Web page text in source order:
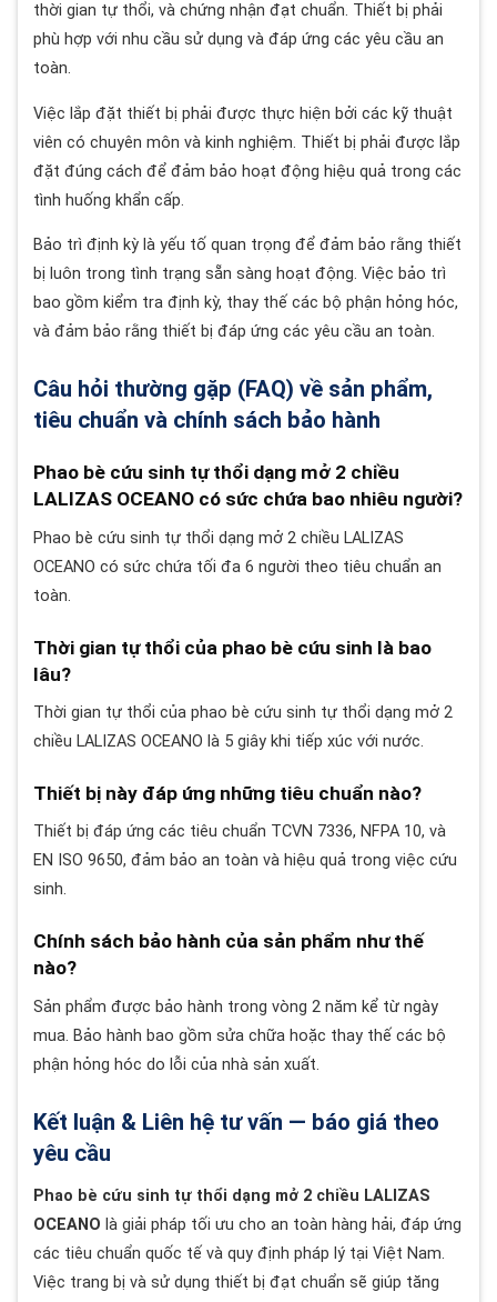
thời gian tự thổi, và chứng nhận đạt chuẩn. Thiết bị phải
phù hợp với nhu cầu sử dụng và đáp ứng các yêu cầu an
toàn.
Việc lắp đặt thiết bị phải được thực hiện bởi các kỹ thuật
viên có chuyên môn và kinh nghiệm. Thiết bị phải được lắp
đặt đúng cách để đảm bảo hoạt động hiệu quả trong các
tình huống khẩn cấp.
Bảo trì định kỳ là yếu tố quan trọng để đảm bảo rằng thiết
bị luôn trong tình trạng sẵn sàng hoạt động. Việc bảo trì
bao gồm kiểm tra định kỳ, thay thế các bộ phận hỏng hóc,
và đảm bảo rằng thiết bị đáp ứng các yêu cầu an toàn.
Câu hỏi thường gặp (FAQ) về sản phẩm,
tiêu chuẩn và chính sách bảo hành
Phao bè cứu sinh tự thổi dạng mở 2 chiều
LALIZAS OCEANO có sức chứa bao nhiêu người?
Phao bè cứu sinh tự thổi dạng mở 2 chiều LALIZAS
OCEANO có sức chứa tối đa 6 người theo tiêu chuẩn an
toàn.
Thời gian tự thổi của phao bè cứu sinh là bao
lâu?
Thời gian tự thổi của phao bè cứu sinh tự thổi dạng mở 2
chiều LALIZAS OCEANO là 5 giây khi tiếp xúc với nước.
Thiết bị này đáp ứng những tiêu chuẩn nào?
Thiết bị đáp ứng các tiêu chuẩn TCVN 7336, NFPA 10, và
EN ISO 9650, đảm bảo an toàn và hiệu quả trong việc cứu
sinh.
Chính sách bảo hành của sản phẩm như thế
nào?
Sản phẩm được bảo hành trong vòng 2 năm kể từ ngày
mua. Bảo hành bao gồm sửa chữa hoặc thay thế các bộ
phận hỏng hóc do lỗi của nhà sản xuất.
Kết luận & Liên hệ tư vấn — báo giá theo
yêu cầu
Phao bè cứu sinh tự thổi dạng mở 2 chiều LALIZAS
OCEANO là giải pháp tối ưu cho an toàn hàng hải, đáp ứng
các tiêu chuẩn quốc tế và quy định pháp lý tại Việt Nam.
Việc trang bị và sử dụng thiết bị đạt chuẩn sẽ giúp tăng